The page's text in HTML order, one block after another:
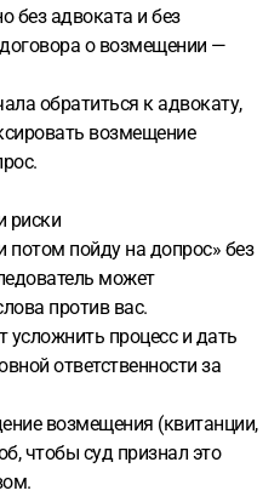
без адвоката и без
о возмещении —
обратиться к адвокату,
возмещение
риски
пойду на допрос» без
может
против вас.
процесс и дать
ответственности за
возмещения (квитанции,
чтобы суд признал это